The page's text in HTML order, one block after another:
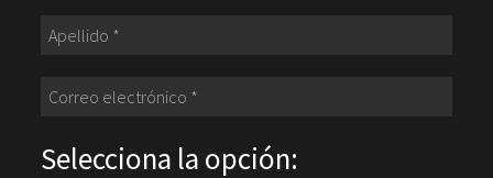
Selecciona la opción: